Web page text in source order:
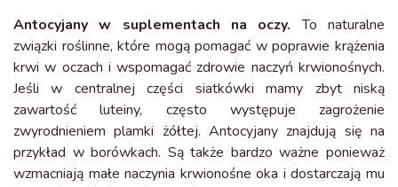
Antocyjany w suplementach na oczy. To naturalne
związki roślinne, które mogą pomagać w poprawie krążenia
krwi w oczach i wspomagać zdrowie naczyń krwionośnych.
Jeśli w centralnej części siatkówki mamy zbyt niską
zawartość luteiny, często występuje zagrożenie
zwyrodnieniem plamki żółtej. Antocyjany znajdują się na
przykład w borówkach. Są także bardzo ważne ponieważ
wzmacniają małe naczynia krwionośne oka i dostarczają mu